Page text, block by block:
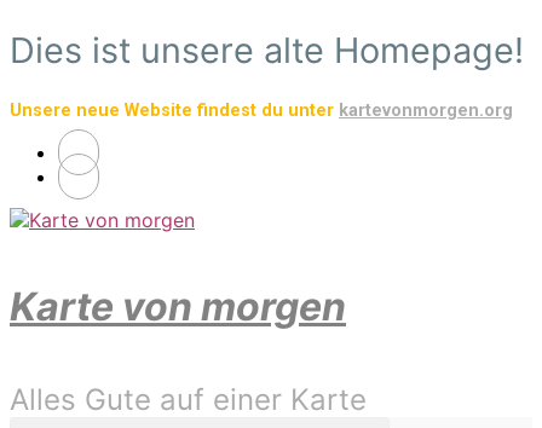
Zum
Hauptinhalt
Dies ist unsere alte Homepage!
Unsere neue Website findest du unter kartevonmorgen.org
Karte von morgen
Alles Gute auf einer Karte